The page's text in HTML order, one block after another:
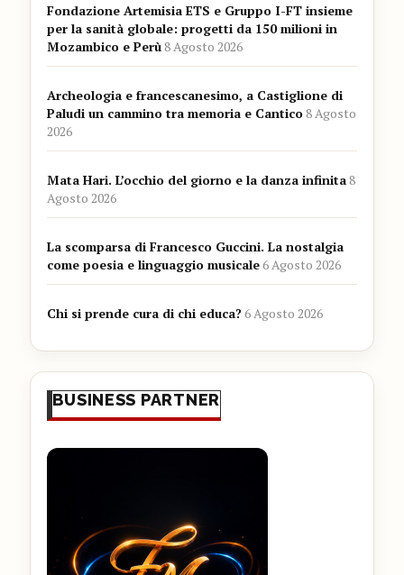
Fondazione Artemisia ETS e Gruppo I-FT insieme
per la sanità globale: progetti da 150 milioni in
Mozambico e Perù8 Agosto 2026
Archeologia e francescanesimo, a Castiglione di
Paludi un cammino tra memoria e Cantico8 Agosto
2026
Mata Hari. L’occhio del giorno e la danza infinita8
Agosto 2026
La scomparsa di Francesco Guccini. La nostalgia
come poesia e linguaggio musicale6 Agosto 2026
Chi si prende cura di chi educa?6 Agosto 2026
BUSINESS PARTNER